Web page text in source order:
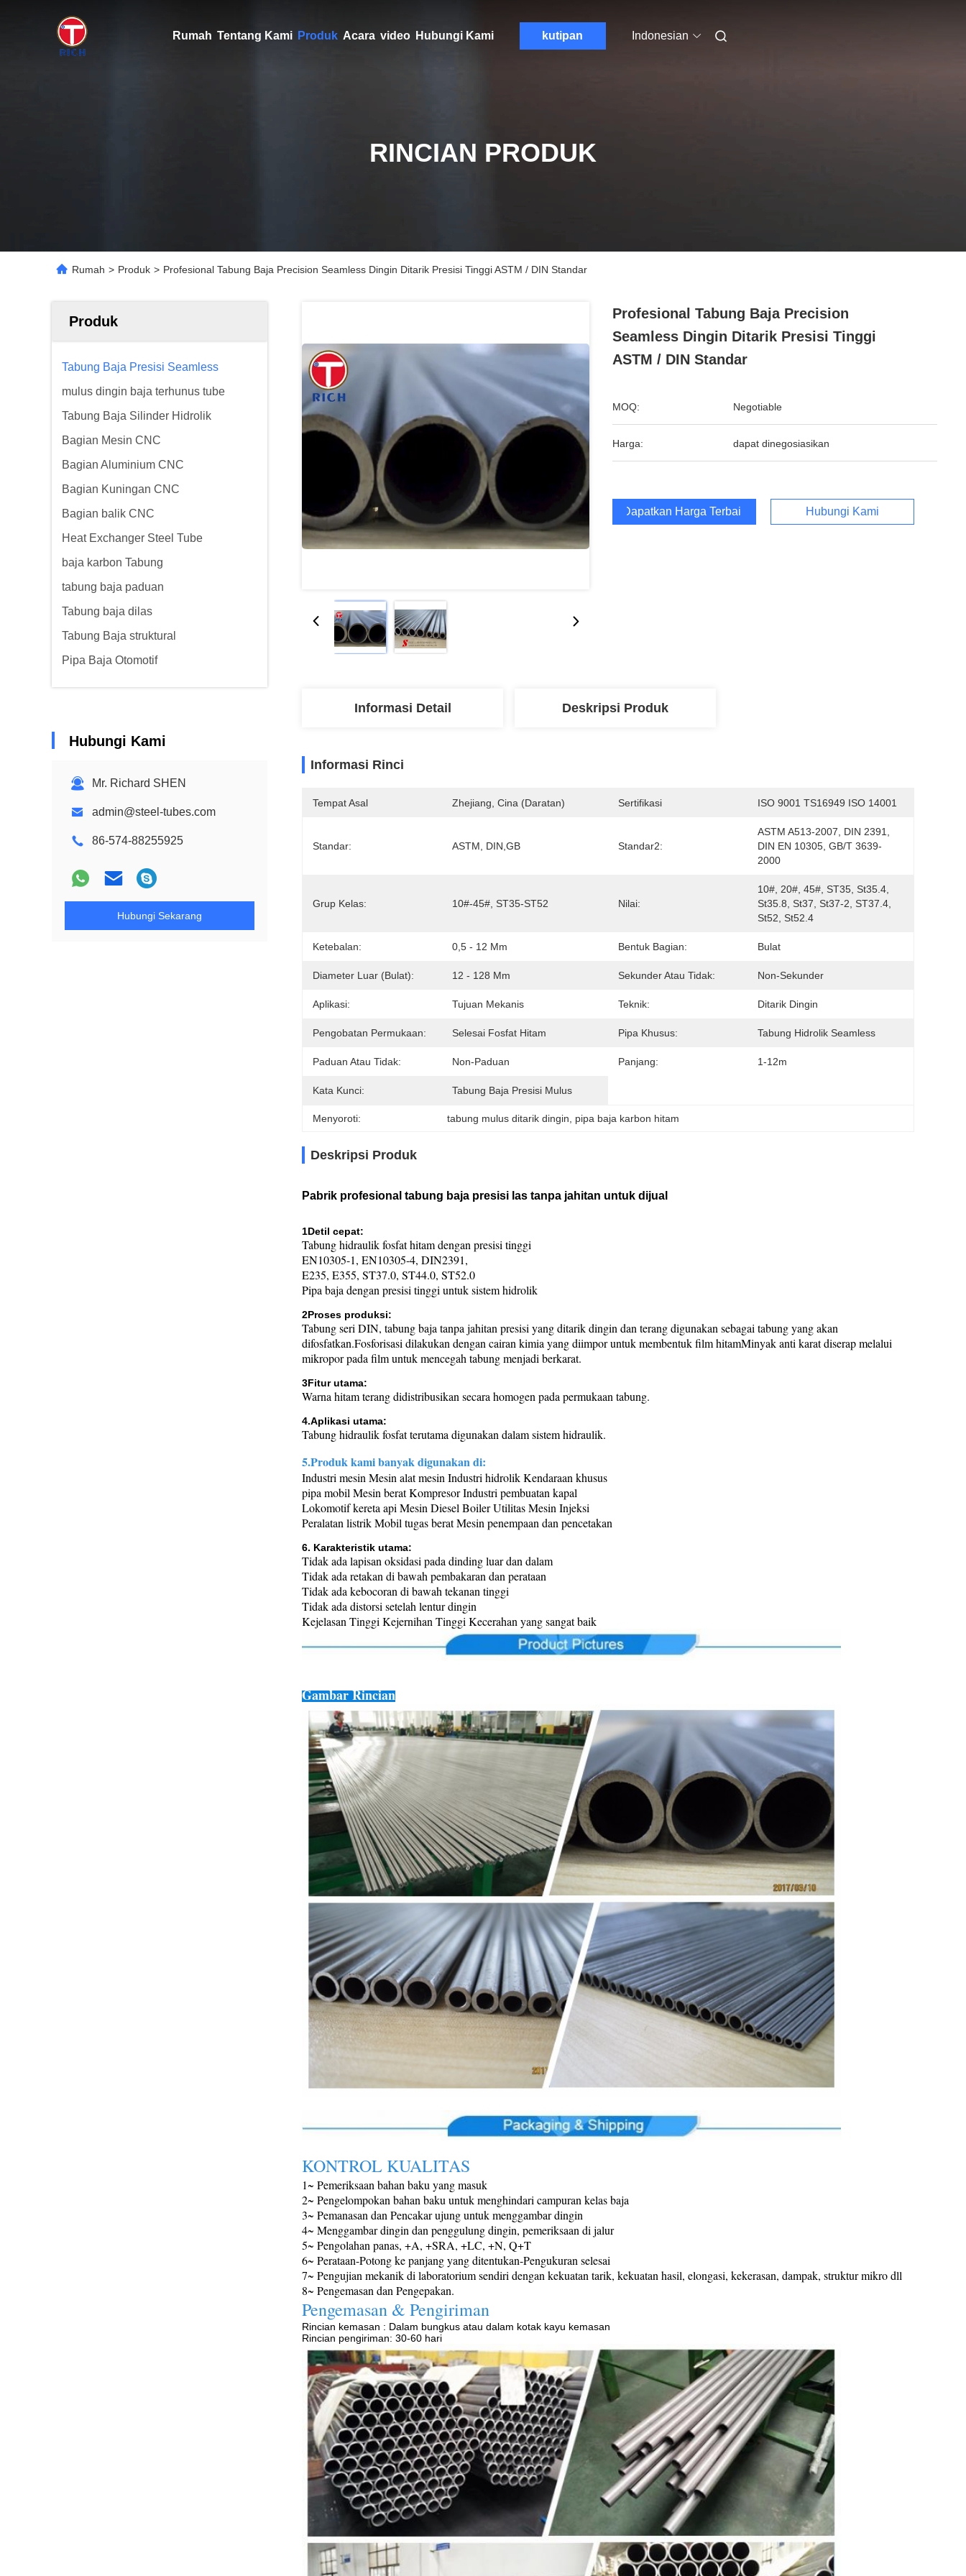
Rumah Tentang Kami Produk Acara video Hubungi Kami kutipan Indonesian
RINCIAN PRODUK
Rumah > Produk > Profesional Tabung Baja Precision Seamless Dingin Ditarik Presisi Tinggi ASTM / DIN Standar
Produk
Tabung Baja Presisi Seamless
mulus dingin baja terhunus tube
Tabung Baja Silinder Hidrolik
Bagian Mesin CNC
Bagian Aluminium CNC
Bagian Kuningan CNC
Bagian balik CNC
Heat Exchanger Steel Tube
baja karbon Tabung
tabung baja paduan
Tabung baja dilas
Tabung Baja struktural
Pipa Baja Otomotif
Hubungi Kami
Mr. Richard SHEN
admin@steel-tubes.com
86-574-88255925
Hubungi Sekarang
Profesional Tabung Baja Precision
Seamless Dingin Ditarik Presisi Tinggi
ASTM / DIN Standar
MOQ: Negotiable
Harga: dapat dinegosiasikan
Dapatkan Harga Terbaik Hubungi Kami
Informasi Detail Deskripsi Produk
Informasi Rinci
Tempat Asal Zhejiang, Cina (daratan) Sertifikasi ISO 9001 TS16949 ISO 14001
Standar: ASTM, DIN,GB Standar2:
ASTM A513-2007, DIN 2391,
DIN EN 10305, GB/T 3639-
2000
Grup Kelas: 10#-45#, ST35-ST52 Nilai:
10#, 20#, 45#, ST35, St35.4,
St35.8, St37, St37-2, ST37.4,
St52, St52.4
Ketebalan: 0,5 - 12 Mm Bentuk Bagian: Bulat
Diameter Luar (bulat): 12 - 128 Mm Sekunder Atau Tidak: Non-Sekunder
Aplikasi: Tujuan Mekanis Teknik: Ditarik Dingin
Pengobatan Permukaan: Selesai Fosfat Hitam Pipa Khusus: Tabung Hidrolik Seamless
Paduan Atau Tidak: Non-Paduan Panjang: 1-12m
Kata Kunci: Tabung Baja Presisi Mulus
Menyoroti: tabung mulus ditarik dingin pipa baja karbon hitam
Deskripsi Produk
Pabrik profesional tabung baja presisi las tanpa jahitan untuk dijual
1Detil cepat:
Tabung hidraulik fosfat hitam dengan presisi tinggi
EN10305-1, EN10305-4, DIN2391,
E235, E355, ST37.0, ST44.0, ST52.0
Pipa baja dengan presisi tinggi untuk sistem hidrolik
2Proses produksi:
Tabung seri DIN, tabung baja tanpa jahitan presisi yang ditarik dingin dan terang digunakan sebagai tabung yang akan
difosfatkan.Fosforisasi dilakukan dengan cairan kimia yang diimpor untuk membentuk film hitamMinyak anti karat diserap melalui
mikropor pada film untuk mencegah tabung menjadi berkarat.
3Fitur utama:
Warna hitam terang didistribusikan secara homogen pada permukaan tabung.
4.Aplikasi utama:
Tabung hidraulik fosfat terutama digunakan dalam sistem hidraulik.
5.Produk kami banyak digunakan di:
Industri mesin Mesin alat mesin Industri hidrolik Kendaraan khusus
pipa mobil Mesin berat Kompresor Industri pembuatan kapal
Lokomotif kereta api Mesin Diesel Boiler Utilitas Mesin Injeksi
Peralatan listrik Mobil tugas berat Mesin penempaan dan pencetakan
6. Karakteristik utama:
Tidak ada lapisan oksidasi pada dinding luar dan dalam
Tidak ada retakan di bawah pembakaran dan perataan
Tidak ada kebocoran di bawah tekanan tinggi
Tidak ada distorsi setelah lentur dingin
Kejelasan Tinggi Kejernihan Tinggi Kecerahan yang sangat baik
Gambar Rincian
KONTROL KUALITAS
1~ Pemeriksaan bahan baku yang masuk
2~ Pengelompokan bahan baku untuk menghindari campuran kelas baja
3~ Pemanasan dan Pencakar ujung untuk menggambar dingin
4~ Menggambar dingin dan penggulung dingin, pemeriksaan di jalur
5~ Pengolahan panas, +A, +SRA, +LC, +N, Q+T
6~ Perataan-Potong ke panjang yang ditentukan-Pengukuran selesai
7~ Pengujian mekanik di laboratorium sendiri dengan kekuatan tarik, kekuatan hasil, elongasi, kekerasan, dampak, struktur mikro dll
8~ Pengemasan dan Pengepakan.
Pengemasan & Pengiriman
Rincian kemasan : Dalam bungkus atau dalam kotak kayu kemasan
Rincian pengiriman: 30-60 hari